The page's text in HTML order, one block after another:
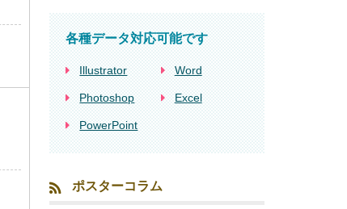
各種データ対応可能です
Illustrator Word
Photoshop Excel
PowerPoint
ポスターコラム